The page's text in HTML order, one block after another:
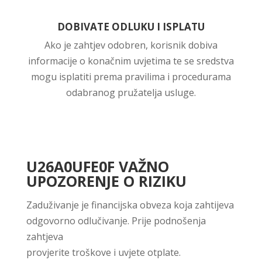
DOBIVATE ODLUKU I ISPLATU
Ako je zahtjev odobren, korisnik dobiva
informacije o konačnim uvjetima te se sredstva
mogu isplatiti prema pravilima i procedurama
odabranog pružatelja usluge.
U26A0UFE0F VAŽNO
UPOZORENJE O RIZIKU
Zaduživanje je financijska obveza koja zahtijeva
odgovorno odlučivanje. Prije podnošenja
zahtjeva
provjerite troškove i uvjete otplate.